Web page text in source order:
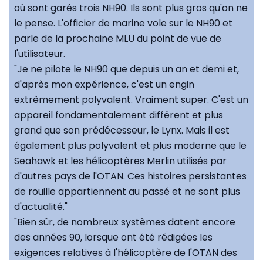
où sont garés trois NH90. Ils sont plus gros qu'on ne
le pense. L'officier de marine vole sur le NH90 et
parle de la prochaine MLU du point de vue de
l'utilisateur.
"Je ne pilote le NH90 que depuis un an et demi et,
d'après mon expérience, c'est un engin
extrêmement polyvalent. Vraiment super. C'est un
appareil fondamentalement différent et plus
grand que son prédécesseur, le Lynx. Mais il est
également plus polyvalent et plus moderne que le
Seahawk et les hélicoptères Merlin utilisés par
d'autres pays de l'OTAN. Ces histoires persistantes
de rouille appartiennent au passé et ne sont plus
d'actualité."
"Bien sûr, de nombreux systèmes datent encore
des années 90, lorsque ont été rédigées les
exigences relatives à l'hélicoptère de l'OTAN des